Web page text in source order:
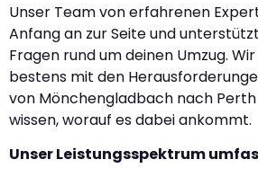
Unser Team von erfahrenen
Anfang an zur Seite und
Fragen rund um deinen Umzug.
bestens mit den
von Mönchengladbach nach Perth
wissen, worauf es dabei ankommt.
Unser Leistungsspektrum